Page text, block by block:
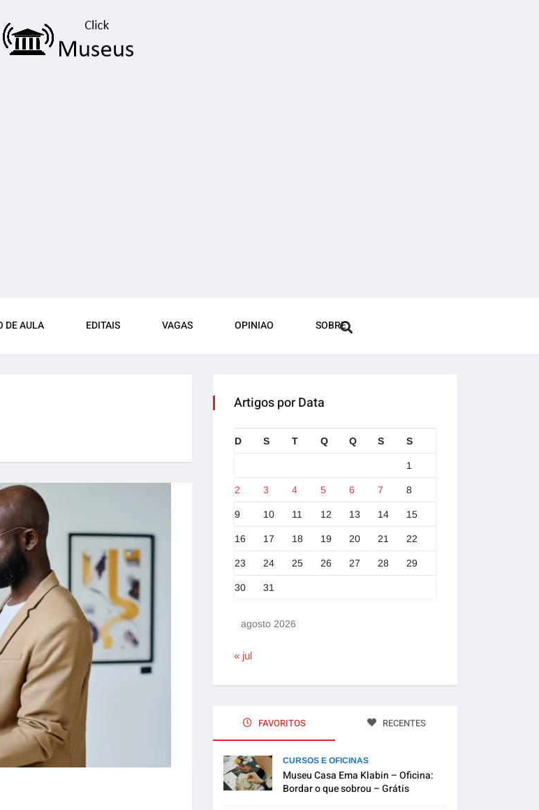
DE AULA EDITAIS VAGAS OPINIAO SOBRE
Artigos por Data
agosto 2026
D S T Q Q S S
1
2 3 4 5 6 7 8
9 10 11 12 13 14 15
16 17 18 19 20 21 22
23 24 25 26 27 28 29
30 31
« jul
FAVORITOS RECENTES
CURSOS E OFICINAS
Museu Casa Ema Klabin – Oficina:
Bordar o que sobrou – Grátis